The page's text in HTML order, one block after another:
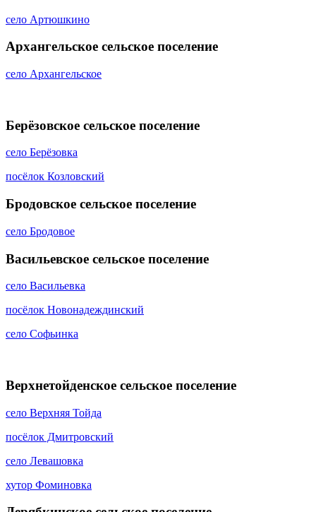
село Артюшкино
Архангельское сельское поселение
село Архангельское
Берёзовское сельское поселение
село Берёзовка
посёлок Козловский
Бродовское сельское поселение
село Бродовое
Васильевское сельское поселение
село Васильевка
посёлок Новонадеждинский
село Софьинка
Верхнетойденское сельское поселение
село Верхняя Тойда
посёлок Дмитровский
село Левашовка
хутор Фоминовка